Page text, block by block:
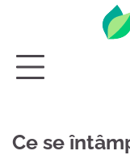
Ce se